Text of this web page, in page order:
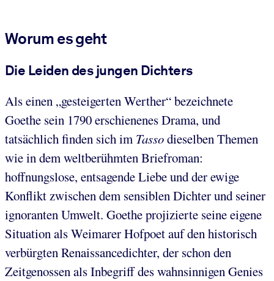
Worum es geht
Die Leiden des jungen Dichters
Als einen „gesteigerten Werther“ bezeichnete
Goethe sein 1790 erschienenes Drama, und
tatsächlich finden sich im Tassodieselben Themen
wie in dem weltberühmten Briefroman:
hoffnungslose, entsagende Liebe und der ewige
Konflikt zwischen dem sensiblen Dichter und seiner
ignoranten Umwelt. Goethe projizierte seine eigene
Situation als Weimarer Hofpoet auf den historisch
verbürgten Renaissancedichter, der schon den
Zeitgenossen als Inbegriff des wahnsinnigen Genies